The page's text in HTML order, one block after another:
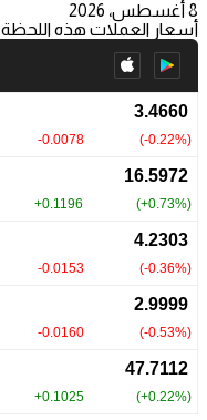
8 أغسطس، 2026
أسعار العملات هذه اللحظة